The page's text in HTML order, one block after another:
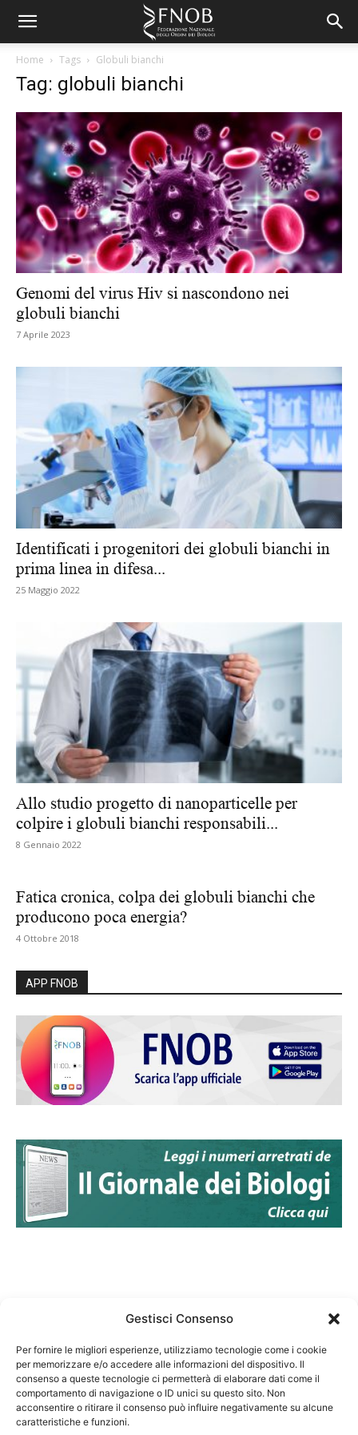
Gestisci Consenso
Per fornire le migliori esperienze, utilizziamo tecnologie come i cookie
per memorizzare e/o accedere alle informazioni del dispositivo. Il
consenso a queste tecnologie ci permetterà di elaborare dati come il
comportamento di navigazione o ID unici su questo sito. Non
acconsentire o ritirare il consenso può influire negativamente su alcune
caratteristiche e funzioni.
Home Tags Globuli bianchi
Tag: globuli bianchi
Genomi del virus Hiv si nascondono nei
globuli bianchi
7 Aprile 2023
Identificati i progenitori dei globuli bianchi in
prima linea in difesa...
25 Maggio 2022
Allo studio progetto di nanoparticelle per
colpire i globuli bianchi responsabili...
8 Gennaio 2022
Fatica cronica, colpa dei globuli bianchi che
producono poca energia?
4 Ottobre 2018
APP FNOB
Federazione Nazionale Degli Ordini dei Biologi:
codice fiscale 80069130583
Responsabile sito internet www.fnob.it: Vincenzo